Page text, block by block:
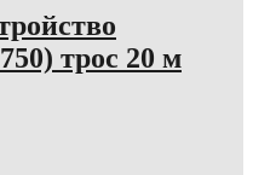
трос 20 м